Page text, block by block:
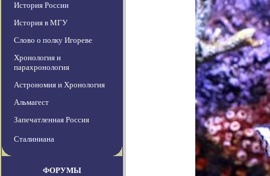
История России
История в МГУ
Слово о полку Игореве
Хронология и
парахронология
Астрономия и Хронология
Альмагест
Запечатленная Россия
Сталиниана
ФОРУМЫ